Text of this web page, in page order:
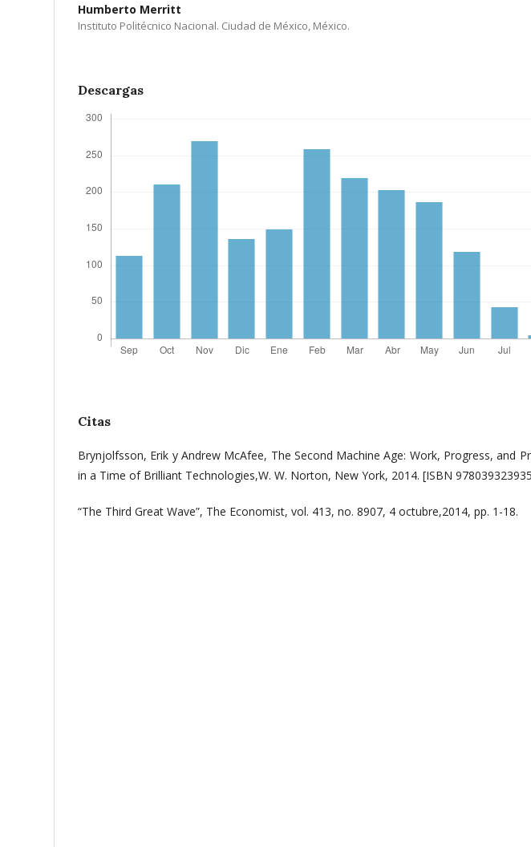
Humberto Merritt
Instituto Politécnico Nacional. Ciudad de México, México.
Descargas
Citas
Brynjolfsson, Erik y Andrew McAfee, The Second Machine Age: Work, Progress, and
in a Time of Brilliant Technologies,W. W. Norton, New York, 2014. [ISBN
“The Third Great Wave”, The Economist, vol. 413, no. 8907, 4 octubre,2014, pp. 1-18.